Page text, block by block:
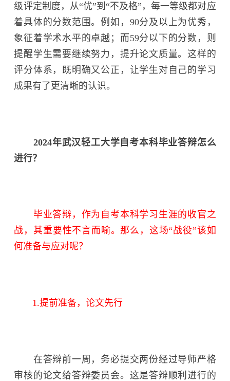
级评定制度，从“优”到“不及格”，每一等级都对应
着具体的分数范围。例如，90分及以上为优秀，
象征着学术水平的卓越；而59分以下的分数，则
提醒学生需要继续努力，提升论文质量。这样的
评分体系，既明确又公正，让学生对自己的学习
成果有了更清晰的认识。
2024年武汉轻工大学自考本科毕业答辩怎么
进行？
毕业答辩，作为自考本科学习生涯的收官之
战，其重要性不言而喻。那么，这场“战役”该如
何准备与应对呢？
1.提前准备，论文先行
在答辩前一周，务必提交两份经过导师严格
审核的论文给答辩委员会。这是答辩顺利进行的